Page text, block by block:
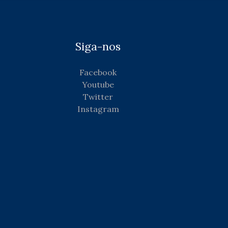
Siga-nos
Facebook
Youtube
Twitter
Instagram